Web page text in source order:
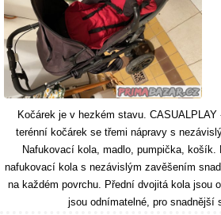
Kočárek je v hezkém stavu.
terénní kočárek se třemi nápravy s
Nafukovací kola, madlo, pumpička, košík.
nafukovací kola s nezávislým zavěšením
na každém povrchu. Přední dvojitá kola jsou
jsou odnímatelné, pro snadnější